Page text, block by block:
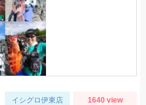
イシグロ伊東店 1640 view